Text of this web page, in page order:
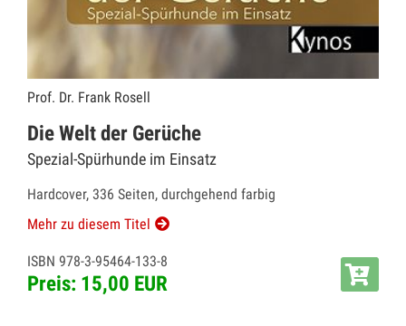
Prof. Dr. Frank Rosell
Die Welt der Gerüche
Spezial-Spürhunde im Einsatz
Hardcover, 336 Seiten, durchgehend farbig
Mehr zu diesem Titel
ISBN 978-3-95464-133-8
Preis: 15,00 EUR